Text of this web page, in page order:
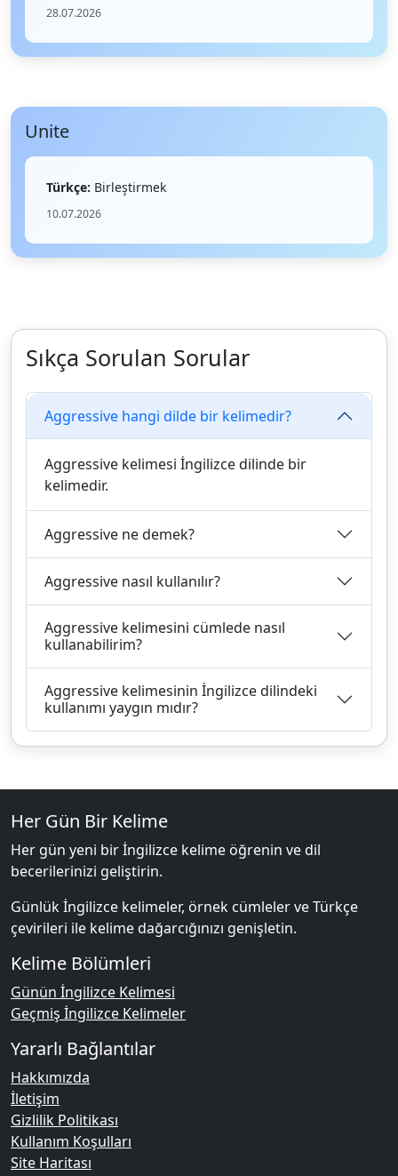
28.07.2026
Unite
Türkçe: Birleştirmek
10.07.2026
Sıkça Sorulan Sorular
Aggressive hangi dilde bir kelimedir?
Aggressive kelimesi İngilizce dilinde bir
kelimedir.
Aggressive ne demek?
Aggressive nasıl kullanılır?
Aggressive kelimesini cümlede nasıl
kullanabilirim?
Aggressive kelimesinin İngilizce dilindeki
kullanımı yaygın mıdır?
Her Gün Bir Kelime
Her gün yeni bir İngilizce kelime öğrenin ve dil
becerilerinizi geliştirin.
Günlük İngilizce kelimeler, örnek cümleler ve Türkçe
çevirileri ile kelime dağarcığınızı genişletin.
Kelime Bölümleri
Günün İngilizce Kelimesi
Geçmiş İngilizce Kelimeler
Yararlı Bağlantılar
Hakkımızda
İletişim
Gizlilik Politikası
Kullanım Koşulları
Site Haritası